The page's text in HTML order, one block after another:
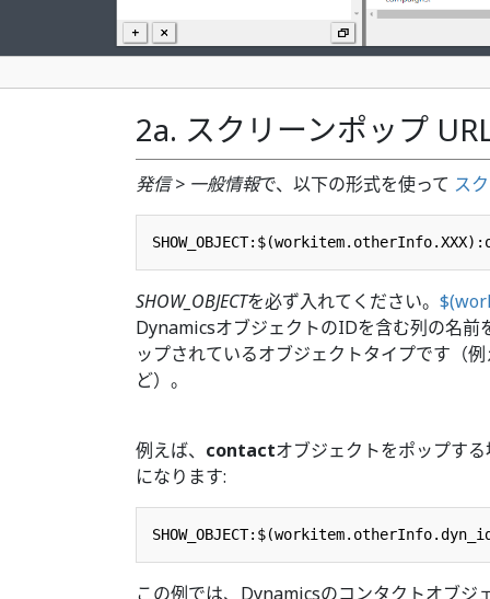
2a. スクリーンポップ
発信 > 一般情報で、以下の形式を使って ス
SHOW_OBJECTを必ず入れてください。
DynamicsオブジェクトのIDを含む列の名前
ップされているオブジェクトタイプです（
ど）。
例えば、 contactオブジェクトをポップす
になります:
この例では、Dynamicsのコンタクトオブ